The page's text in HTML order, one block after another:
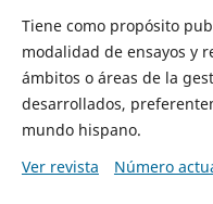
Tiene como propósito
modalidad de ensayos y
ámbitos o áreas de la
desarrollados,
mundo hispano.
Ver revista
Número